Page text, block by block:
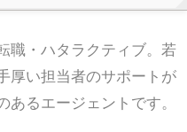
職・ハタラクティブ。若
厚い担当者のサポートが
あるエージェントです。